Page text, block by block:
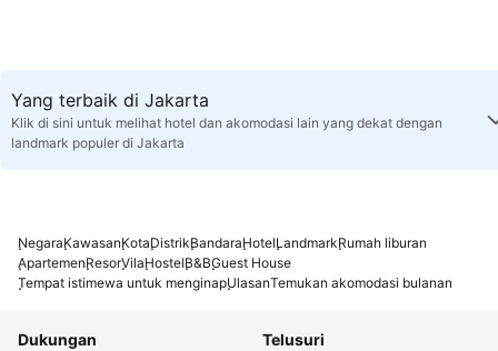
Yang terbaik di Jakarta
Klik di sini untuk melihat hotel dan akomodasi lain yang dekat dengan
landmark populer di Jakarta
NegaraKawasanKotaDistrikBandaraHotelLandmarkRumah liburan
ApartemenResorVilaHostelB&BGuest House
Tempat istimewa untuk menginapUlasanTemukan akomodasi bulanan
Dukungan
Telusuri